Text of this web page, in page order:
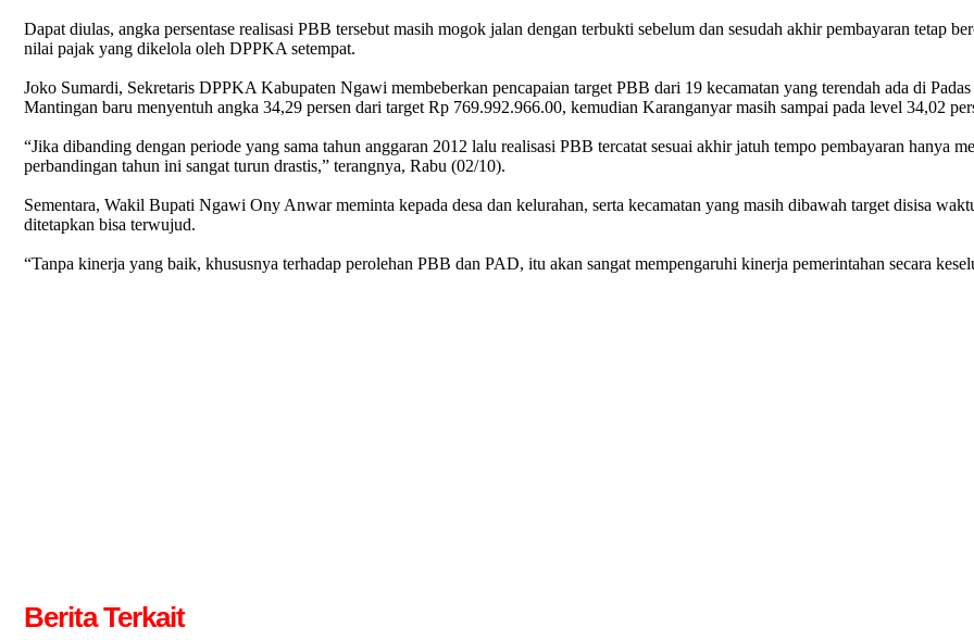
Dapat diulas, angka persentase realisasi PBB tersebut masih mogok jalan dengan terbukti sebelum dan sesudah akhir pembayaran tetap
nilai pajak yang dikelola oleh DPPKA setempat.
Joko Sumardi, Sekretaris DPPKA Kabupaten Ngawi membeberkan pencapaian target PBB dari 19 kecamatan yang terendah ada di
Mantingan baru menyentuh angka 34,29 persen dari target Rp 769.992.966.00, kemudian Karanganyar masih sampai pada level 34,02
“Jika dibanding dengan periode yang sama tahun anggaran 2012 lalu realisasi PBB tercatat sesuai akhir jatuh tempo pembayaran hanya
perbandingan tahun ini sangat turun drastis,” terangnya, Rabu (02/10).
Sementara, Wakil Bupati Ngawi Ony Anwar meminta kepada desa dan kelurahan, serta kecamatan yang masih dibawah target disisa
ditetapkan bisa terwujud.
“Tanpa kinerja yang baik, khususnya terhadap perolehan PBB dan PAD, itu akan sangat mempengaruhi kinerja pemerintahan secara
Berita Terkait